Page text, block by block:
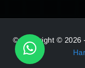
© Copyright © 2026